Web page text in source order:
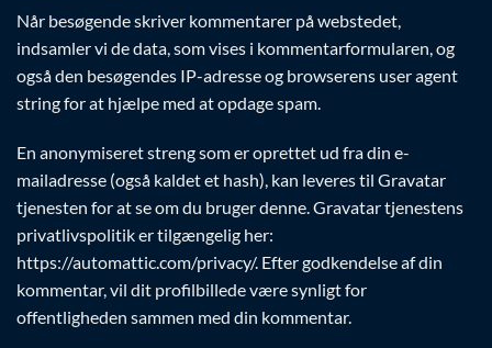
Når besøgende skriver kommentarer på webstedet,
indsamler vi de data, som vises i kommentarformularen, og
også den besøgendes IP-adresse og browserens user agent
string for at hjælpe med at opdage spam.
En anonymiseret streng som er oprettet ud fra din e-
mailadresse (også kaldet et hash), kan leveres til Gravatar
tjenesten for at se om du bruger denne. Gravatar tjenestens
privatlivspolitik er tilgængelig her:
https://automattic.com/privacy/. Efter godkendelse af din
kommentar, vil dit profilbillede være synligt for
offentligheden sammen med din kommentar.